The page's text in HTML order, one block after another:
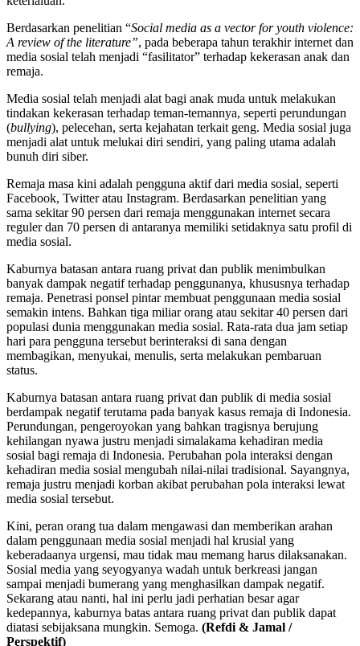
Berdasarkan penelitian “Social media as a vector for youth violence:
A review of the literature”, pada beberapa tahun terakhir internet dan
media sosial telah menjadi “fasilitator” terhadap kekerasan anak dan
remaja.
Media sosial telah menjadi alat bagi anak muda untuk melakukan
tindakan kekerasan terhadap teman-temannya, seperti perundungan
(bullying), pelecehan, serta kejahatan terkait geng. Media sosial juga
menjadi alat untuk melukai diri sendiri, yang paling utama adalah
bunuh diri siber.
Remaja masa kini adalah pengguna aktif dari media sosial, seperti
Facebook, Twitter atau Instagram. Berdasarkan penelitian yang
sama sekitar 90 persen dari remaja menggunakan internet secara
reguler dan 70 persen di antaranya memiliki setidaknya satu profil di
media sosial.
Kaburnya batasan antara ruang privat dan publik menimbulkan
banyak dampak negatif terhadap penggunanya, khususnya terhadap
remaja. Penetrasi ponsel pintar membuat penggunaan media sosial
semakin intens. Bahkan tiga miliar orang atau sekitar 40 persen dari
populasi dunia menggunakan media sosial. Rata-rata dua jam setiap
hari para pengguna tersebut berinteraksi di sana dengan
membagikan, menyukai, menulis, serta melakukan pembaruan
status.
Kaburnya batasan antara ruang privat dan publik di media sosial
berdampak negatif terutama pada banyak kasus remaja di Indonesia.
Perundungan, pengeroyokan yang bahkan tragisnya berujung
kehilangan nyawa justru menjadi simalakama kehadiran media
sosial bagi remaja di Indonesia. Perubahan pola interaksi dengan
kehadiran media sosial mengubah nilai-nilai tradisional. Sayangnya,
remaja justru menjadi korban akibat perubahan pola interaksi lewat
media sosial tersebut.
Kini, peran orang tua dalam mengawasi dan memberikan arahan
dalam penggunaan media sosial menjadi hal krusial yang
keberadaanya urgensi, mau tidak mau memang harus dilaksanakan.
Sosial media yang seyogyanya wadah untuk berkreasi jangan
sampai menjadi bumerang yang menghasilkan dampak negatif.
Sekarang atau nanti, hal ini perlu jadi perhatian besar agar
kedepannya, kaburnya batas antara ruang privat dan publik dapat
diatasi sebijaksana mungkin. Semoga. (Refdi & Jamal /
Perspektif)